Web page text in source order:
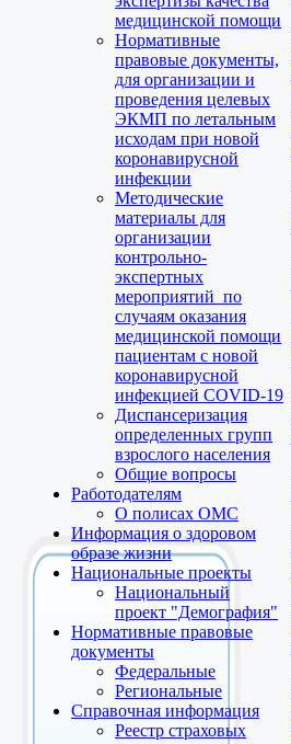
медицинской помощи
Нормативные
правовые документы,
для организации и
проведения целевых
ЭКМП по летальным
исходам при новой
коронавирусной
инфекции
Методические
материалы для
организации
контрольно-
экспертных
мероприятий по
случаям оказания
медицинской помощи
пациентам с новой
коронавирусной
инфекцией COVID-19
Диспансеризация
определенных групп
взрослого населения
Общие вопросы
Работодателям
О полисах ОМС
Информация о здоровом
образе жизни
Национальные проекты
Национальный
проект "Демография"
Нормативные правовые
документы
Федеральные
Региональные
Справочная информация
Реестр страховых